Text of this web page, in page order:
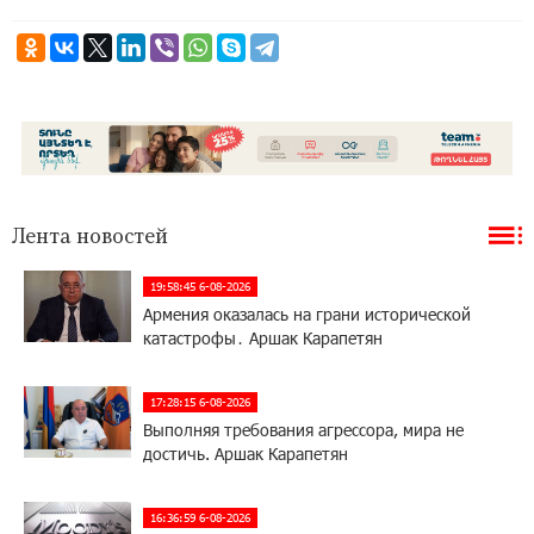
Лента новостей
19:58:45 6-08-2026
Армения оказалась на грани исторической
катастрофы․ Аршак Карапетян
17:28:15 6-08-2026
Выполняя требования агрессора, мира не
достичь. Аршак Карапетян
16:36:59 6-08-2026